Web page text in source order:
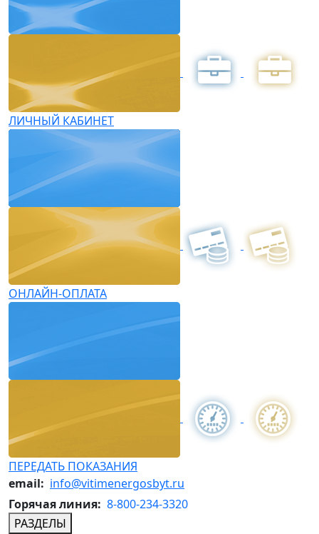
ЛИЧНЫЙ КАБИНЕТ
ОНЛАЙН-ОПЛАТА
ПЕРЕДАТЬ ПОКАЗАНИЯ
email: info@vitimenergosbyt.ru
Горячая линия: 8-800-234-3320
РАЗДЕЛЫ